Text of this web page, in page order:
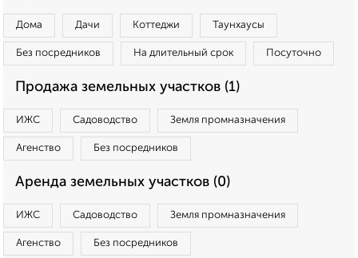
Дома Дачи Коттеджи Таунхаусы
Без посредников На длительный срок Посуточно
Продажа земельных участков (1)
ИЖС Садоводство Земля промназначения
Агенство Без посредников
Аренда земельных участков (0)
ИЖС Садоводство Земля промназначения
Агенство Без посредников